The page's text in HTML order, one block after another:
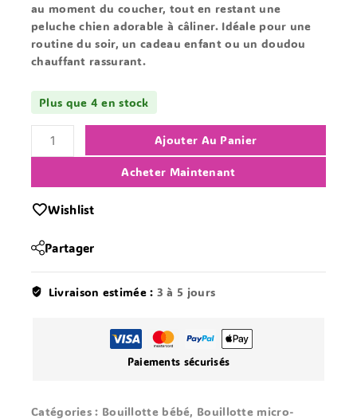
au moment du coucher, tout en restant une
peluche chien adorable à câliner. Idéale pour une
routine du soir, un cadeau enfant ou un doudou
chauffant rassurant.
Plus que 4 en stock
Ajouter Au Panier
Acheter Maintenant
Wishlist
Partager
Livraison estimée : 3 à 5 jours
Paiements sécurisés
Catégories : Bouillotte bébé, Bouillotte micro-